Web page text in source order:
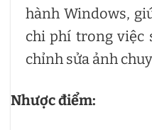
hành Windows,
chi phí trong việc
chỉnh sửa ảnh
Nhược điểm: